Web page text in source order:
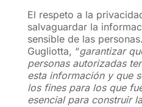
El respeto a la
salvaguardar la
sensible de las
Gugliotta, “garantizar
personas autorizadas
esta información y que
los fines para los que
esencial para construir